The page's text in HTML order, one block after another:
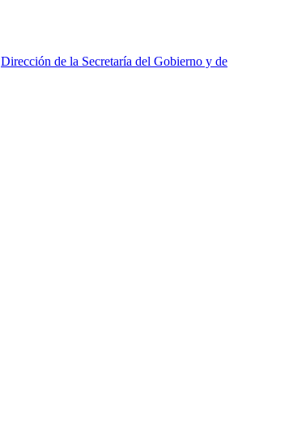
Dirección de la Secretaría del Gobierno y de